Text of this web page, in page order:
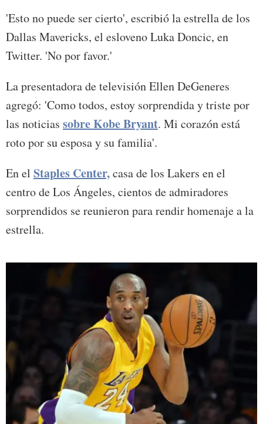
'Esto no puede ser cierto', escribió la estrella de los
Dallas Mavericks, el esloveno Luka Doncic, en
Twitter. 'No por favor.'
La presentadora de televisión Ellen DeGeneres
agregó: 'Como todos, estoy sorprendida y triste por
las noticias sobre Kobe Bryant. Mi corazón está
roto por su esposa y su familia'.
En el Staples Center,casa de los Lakers en el
centro de Los Ángeles, cientos de admiradores
sorprendidos se reunieron para rendir homenaje a la
estrella.